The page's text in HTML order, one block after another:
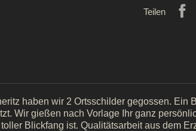
Teilen
haben wir 2 Ortsschilder gegossen.
Wir gießen nach Vorlage Ihr ganz
Blickfang ist. Qualitätsarbeit aus dem